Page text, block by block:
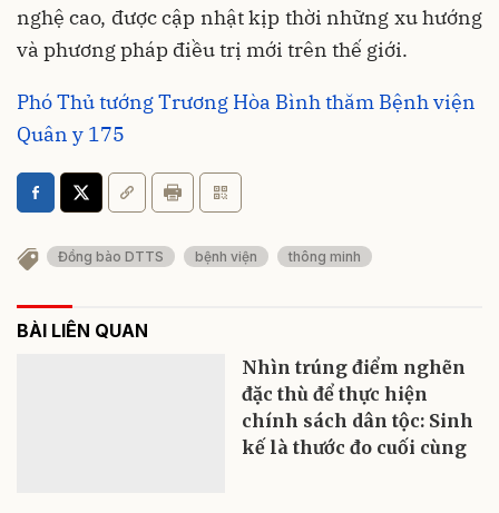
nghệ cao, được cập nhật kịp thời những xu hướng
và phương pháp điều trị mới trên thế giới.
Phó Thủ tướng Trương Hòa Bình thăm Bệnh viện
Quân y 175
Đồng bào DTTS bệnh viện thông minh
BÀI LIÊN QUAN
Nhìn trúng điểm nghẽn
đặc thù để thực hiện
chính sách dân tộc: Sinh
kế là thước đo cuối cùng